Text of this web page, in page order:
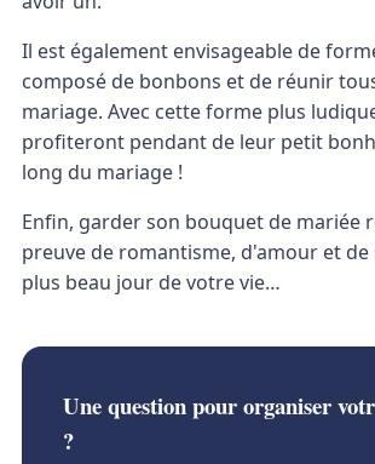
Il est également envisageable de
composé de bonbons et de réunir
mariage. Avec cette forme plus
profiteront pendant de leur petit
long du mariage !
Enfin, garder son bouquet de mariée
preuve de romantisme, d'amour et
plus beau jour de votre vie…
Une question pour organiser
?